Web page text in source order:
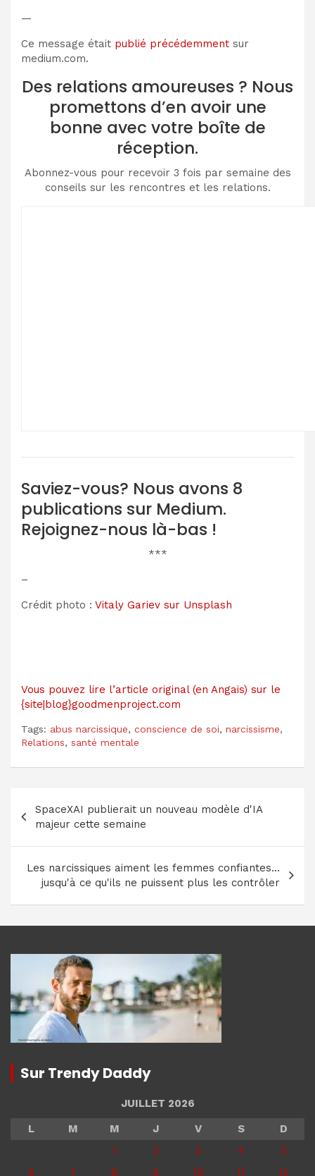
—
Ce message était publié précédemment sur
medium.com.
Des relations amoureuses ? Nous
promettons d’en avoir une
bonne avec votre boîte de
réception.
Abonnez-vous pour recevoir 3 fois par semaine des
conseils sur les rencontres et les relations.
Saviez-vous? Nous avons 8
publications sur Medium.
Rejoignez-nous là-bas !
***
–
Crédit photo : Vitaly Gariev sur Unsplash
Vous pouvez lire l’article original (en Angais) sur le
{site|blog}goodmenproject.com
Tags: abus narcissique, conscience de soi, narcissisme,
Relations, santé mentale
de
l’article
SpaceXAI publierait un nouveau modèle d'IA
majeur cette semaine
Les narcissiques aiment les femmes confiantes…
jusqu'à ce qu'ils ne puissent plus les contrôler
Sur Trendy Daddy
JUILLET 2026
L
M M J V S
D
1
2 3 4
5
6
7 8 9 10 11 12